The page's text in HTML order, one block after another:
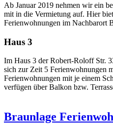
Ab Januar 2019 nehmen wir ein
mit in die Vermietung auf. Hier
Ferienwohnungen im Nachbarort
Haus 3
Im Haus 3 der Robert-Roloff Str.
sich zur Zeit 5 Ferienwohnungen
Ferienwohnungen mit je einem
verfügen über Balkon bzw.
Braunlage